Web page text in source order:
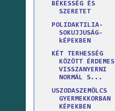
BÉKESSÉG ÉS
SZERETET
POLIDAKTILIA-
SOKUJJUSÁG-
kÉPEKBEN
KÉT TERHESSÉG
KÖZÖTT ÉRDEMES
VISSZANYERNI
NORMÁL S...
USZODASZEMÖLCS
GYERMEKKORBAN
KÉPEKBEN